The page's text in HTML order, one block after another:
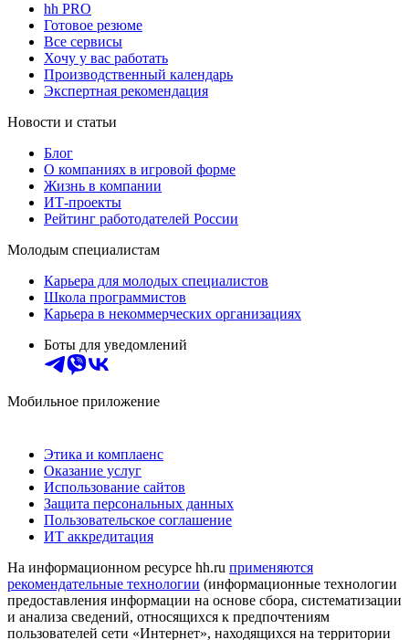
hh PRO
Готовое резюме
Все сервисы
Хочу у вас работать
Производственный календарь
Экспертная рекомендация
Новости и статьи
Блог
О компаниях в игровой форме
Жизнь в компании
ИТ-проекты
Рейтинг работодателей России
Молодым специалистам
Карьера для молодых специалистов
Школа программистов
Карьера в некоммерческих организациях
Боты для уведомлений
Мобильное приложение
Этика и комплаенс
Оказание услуг
Использование сайтов
Защита персональных данных
Пользовательское соглашение
ИТ аккредитация
На информационном ресурсе hh.ru применяются
рекомендательные технологии (информационные технологии
предоставления информации на основе сбора, систематизации
и анализа сведений, относящихся к предпочтениям
пользователей сети «Интернет», находящихся на территории